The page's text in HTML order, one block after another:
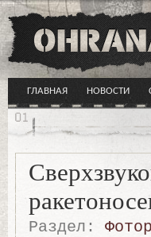
ГЛАВНАЯ НОВОСТИ
Раздел: